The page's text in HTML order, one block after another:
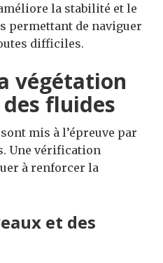
la stabilité et le
permettant de naviguer
difficiles.
végétation
fluides
mis à l’épreuve par
Une vérification
à renforcer la
et des